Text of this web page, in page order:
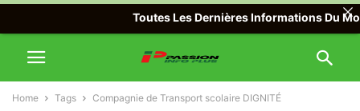
Home Tags Compagnie de Transport scolaire DIGNITÉ
Toutes Les Dernières Informations Du